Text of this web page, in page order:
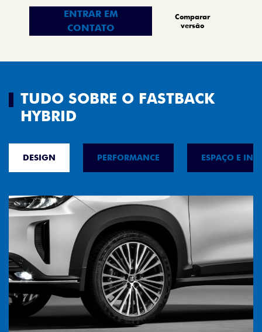
ENTRAR EM
CONTATO
Comparar
versão
TUDO SOBRE O FASTBACK
HYBRID
DESIGN PERFORMANCE ESPAÇO E
FAROL FULL LED